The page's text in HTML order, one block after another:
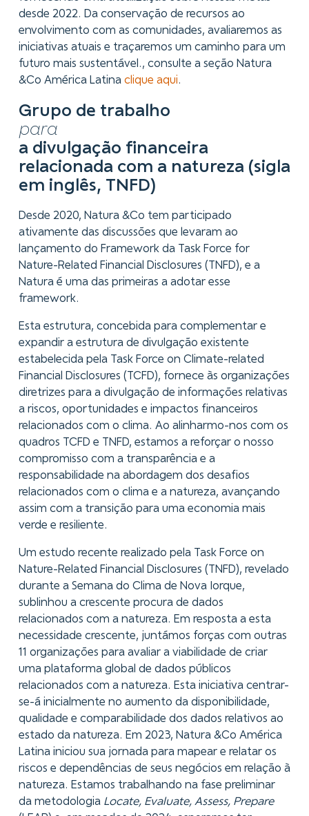
desde 2022. Da conservação de recursos ao
envolvimento com as comunidades, avaliaremos as
iniciativas atuais e traçaremos um caminho para um
futuro mais sustentável., consulte a seção Natura
&Co América Latina clique aqui .
Grupo de trabalho
para
a divulgação financeira
relacionada com a natureza (sigla
em inglês, TNFD)
Desde 2020, Natura &Co tem participado
ativamente das discussões que levaram ao
lançamento do Framework da Task Force for
Nature-Related Financial Disclosures (TNFD), e a
Natura é uma das primeiras a adotar esse
framework.
Esta estrutura, concebida para complementar e
expandir a estrutura de divulgação existente
estabelecida pela Task Force on Climate-related
Financial Disclosures (TCFD), fornece às organizações
diretrizes para a divulgação de informações relativas
a riscos, oportunidades e impactos financeiros
relacionados com o clima. Ao alinharmo-nos com os
quadros TCFD e TNFD, estamos a reforçar o nosso
compromisso com a transparência e a
responsabilidade na abordagem dos desafios
relacionados com o clima e a natureza, avançando
assim com a transição para uma economia mais
verde e resiliente.
Um estudo recente realizado pela Task Force on
Nature-Related Financial Disclosures (TNFD), revelado
durante a Semana do Clima de Nova Iorque,
sublinhou a crescente procura de dados
relacionados com a natureza. Em resposta a esta
necessidade crescente, juntámos forças com outras
11 organizações para avaliar a viabilidade de criar
uma plataforma global de dados públicos
relacionados com a natureza. Esta iniciativa centrar-
se-á inicialmente no aumento da disponibilidade,
qualidade e comparabilidade dos dados relativos ao
estado da natureza. Em 2023, Natura &Co América
Latina iniciou sua jornada para mapear e relatar os
riscos e dependências de seus negócios em relação à
natureza. Estamos trabalhando na fase preliminar
da metodologia Locate, Evaluate, Assess, Prepare